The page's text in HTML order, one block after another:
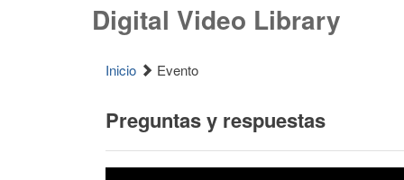
Digital Video Library
Inicio Evento
Preguntas y respuestas